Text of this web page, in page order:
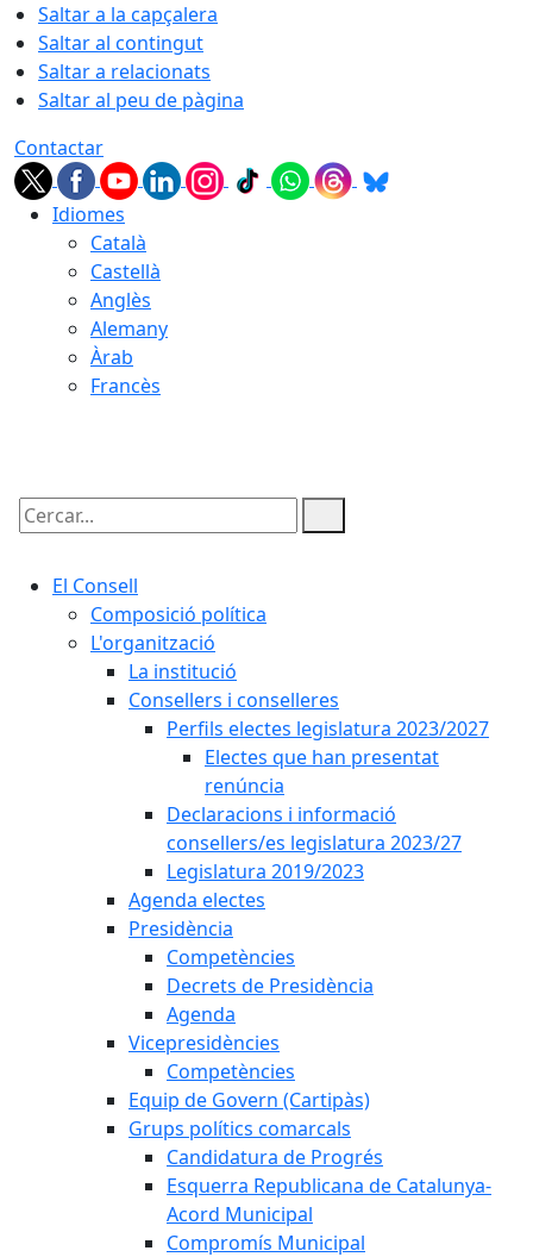
Saltar a la capçalera
Saltar al contingut
Saltar a relacionats
Saltar al peu de pàgina
Contactar
Idiomes
Català
Castellà
Anglès
Alemany
Àrab
Francès
Cercar:
El Consell
Composició política
L'organització
La institució
Consellers i conselleres
Perfils electes legislatura 2023/2027
Electes que han presentat
renúncia
Declaracions i informació
consellers/es legislatura 2023/27
Legislatura 2019/2023
Agenda electes
Presidència
Competències
Decrets de Presidència
Agenda
Vicepresidències
Competències
Equip de Govern (Cartipàs)
Grups polítics comarcals
Candidatura de Progrés
Esquerra Republicana de Catalunya-
Acord Municipal
Compromís Municipal